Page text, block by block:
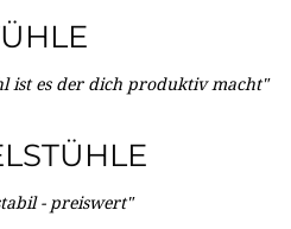
ist es der dich produktiv macht"
- preiswert"